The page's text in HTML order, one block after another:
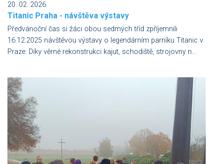
20. 02. 2026
Titanic Praha - návštěva výstavy
Předvánoční čas si žáci obou sedmých tříd zpříjemnili
16.12.2025 návštěvou výstavy o legendárním parníku Titanic v
Praze. Díky věrné rekonstrukci kajut, schodiště, strojovny n...